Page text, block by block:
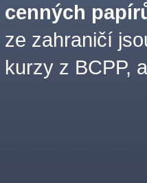
cenných
ze zahraničí
kurzy z BCPP,